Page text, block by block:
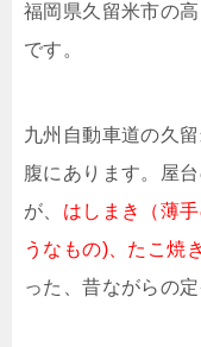
福岡県久留米市の
です。
九州自動車道の久
腹にあります。屋
が、 はしまき（薄
うなもの)、たこ焼
った、昔ながらの